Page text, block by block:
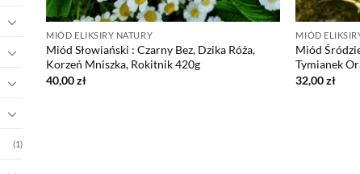
(1)
MIÓD ELIKSIRY NATURY
Miód Słowiański : Czarny Bez, Dzika Róża,
Korzeń Mniszka, Rokitnik 420g
40,00zł
MIÓD
Miód
Tymianek
32,00zł